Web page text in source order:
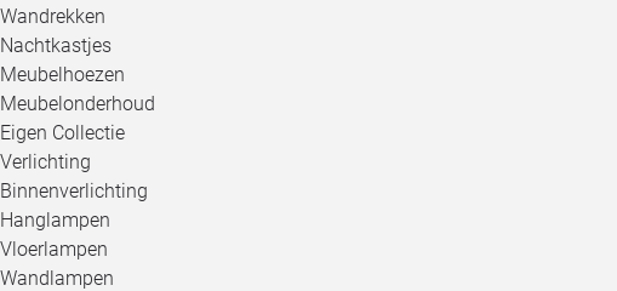
Wandrekken
Nachtkastjes
Meubelhoezen
Meubelonderhoud
Eigen Collectie
Verlichting
Binnenverlichting
Hanglampen
Vloerlampen
Wandlampen